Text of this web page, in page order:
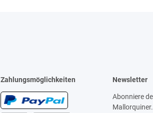
Zahlungsmöglichkeiten Newsletter
Abonniere
Mallorquiner.